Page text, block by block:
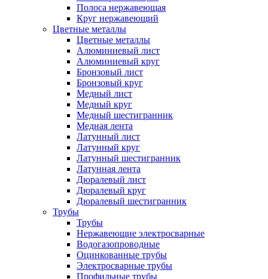
Полоса нержавеющая
Круг нержавеющий
Цветные металлы
Цветные металлы
Алюминиевый лист
Алюминиевый круг
Бронзовый лист
Бронзовый круг
Медный лист
Медный круг
Медный шестигранник
Медная лента
Латунный лист
Латунный круг
Латунный шестигранник
Латунная лента
Дюралевый лист
Дюралевый круг
Дюралевый шестигранник
Трубы
Трубы
Нержавеющие электросварные
Водогазопроводные
Оцинкованные трубы
Электросварные трубы
Профильные трубы